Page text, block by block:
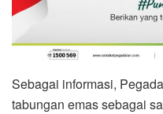
Sebagai informasi,
tabungan emas sebagai